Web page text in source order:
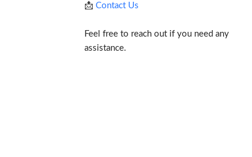
📩 Contact Us
Feel free to reach out if you need any
assistance.